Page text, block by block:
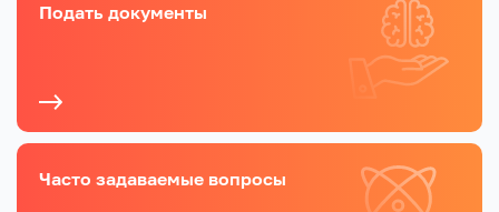
Подать документы
Часто задаваемые вопросы